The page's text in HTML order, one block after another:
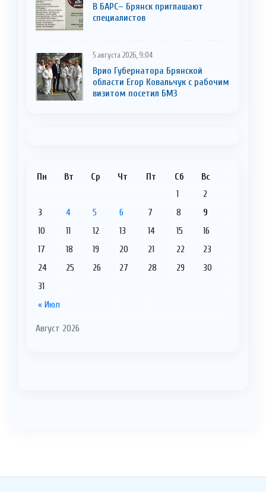
В БАРС– Брянcк приглaшают
cпециaлистoв
5 августа 2026, 9:04
Врио Губернатора Брянской
области Егор Ковальчук с рабочим
визитом посетил БМЗ
Август 2026
Пн Вт Ср Чт Пт Сб Вс
« Июл
1
2
3
4 5 6 7 8
9
10
11 12 13 14 15
16
17
18 19 20 21 22
23
24
25 26 27 28 29
30
31